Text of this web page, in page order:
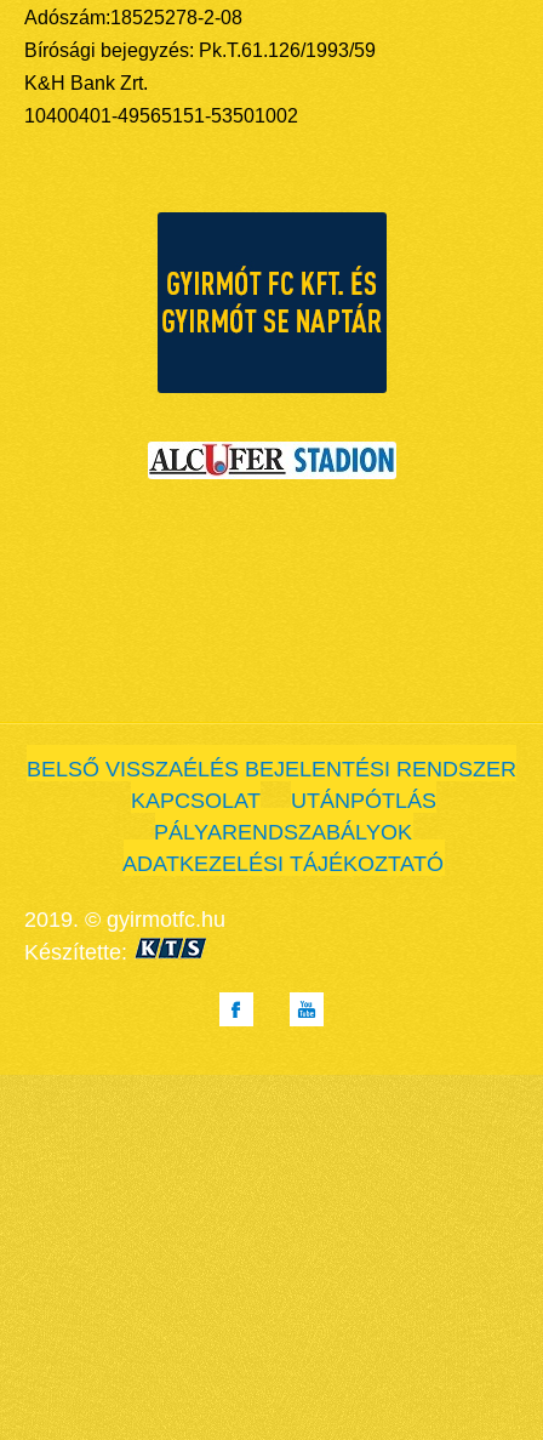
Adószám:18525278-2-08
Bírósági bejegyzés: Pk.T.61.126/1993/59
K&H Bank Zrt.
10400401-49565151-53501002
BELSŐ VISSZAÉLÉS BEJELENTÉSI RENDSZER
KAPCSOLAT
UTÁNPÓTLÁS
PÁLYARENDSZABÁLYOK
ADATKEZELÉSI TÁJÉKOZTATÓ
2019. © gyirmotfc.hu
Készítette: